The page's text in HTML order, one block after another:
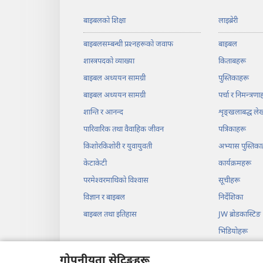
बाइबलको शिक्षा
बाइबलसम्बन्धी प्रश्‍नहरूको जवाफ
शास्त्रपदको व्याख्या
बाइबल अध्ययन सामग्री
बाइबल अध्ययन सामग्री
शान्ति र आनन्द
पारिवारिक तथा वैवाहिक जीवन
किशोरकिशोरी र युवायुवती
केटाकेटी
परमेश्‍वरमाथिको विश्‍वास
विज्ञान र बाइबल
बाइबल तथा इतिहास
लाइब्रेरी
बाइबल
किताबहरू
पुस्तिकाहरू
पर्चा र
शृङ्‌खलाबद्ध
पत्रिकाहरू
अभ्यास
कार्यक्रमहरू
सूचीहरू
निर्देशिका
JW ब्रोडकास्टिङ
भिडियोहरू